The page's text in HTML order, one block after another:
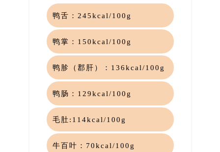
鸭舌： 245kcal/100g
鸭掌： 150kcal/100g
鸭胗（郡肝）： 136kcal/100g
鸭肠： 1 29kcal/100g
毛肚:114kcal/100g
牛百叶： 70kcal/100g